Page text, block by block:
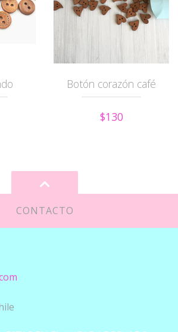
Botón corazón café
$130
CONTACTO